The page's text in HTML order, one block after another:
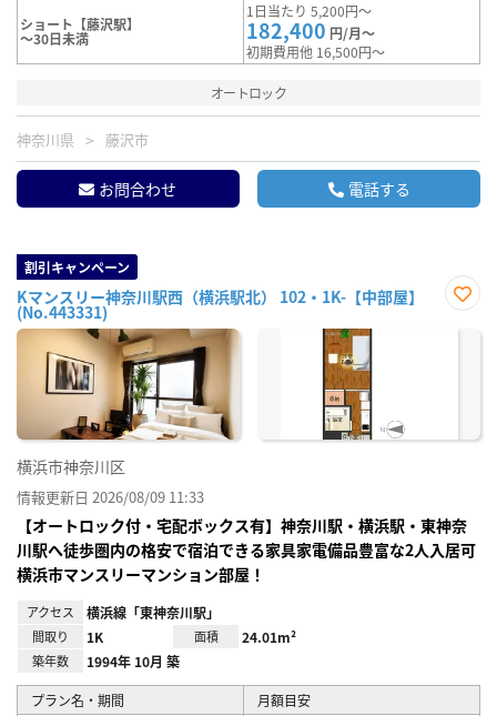
ショート【藤沢駅】
～30日未満
1日当たり 5,200円～
182,400 円/月～
初期費用他 16,500円～
オートロック
神奈川県 藤沢市
お問合わせ 電話する
割引キャンペーン
Kマンスリー神奈川駅西（横浜駅北） 102・1K-【中部屋】
(No.443331)
に入
横浜市神奈川区
情報更新日 2026/08/09 11:33
【オートロック付・宅配ボックス有】神奈川駅・横浜駅・東神奈
川駅へ徒歩圏内の格安で宿泊できる家具家電備品豊富な2人入居可
横浜市マンスリーマンション部屋！
アクセス 横浜線「東神奈川駅」
間取り 1K 面積 24.01m²
築年数 1994年 10月 築
プラン名・期間 月額目安